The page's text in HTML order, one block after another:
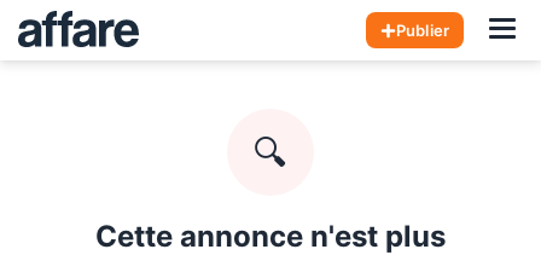
Publier
🔍
Cette annonce n'est plus